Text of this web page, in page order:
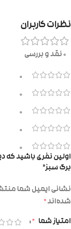
نظرات کاربران
0 نقد و بررسی
0
0
0
0
0
اولین نفری باشید که
برگ سبز”
نشانی ایمیل شما
شده‌اند*
امتیاز شما *